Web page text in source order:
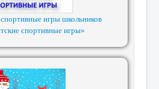
игры школьников
спортивные игры»